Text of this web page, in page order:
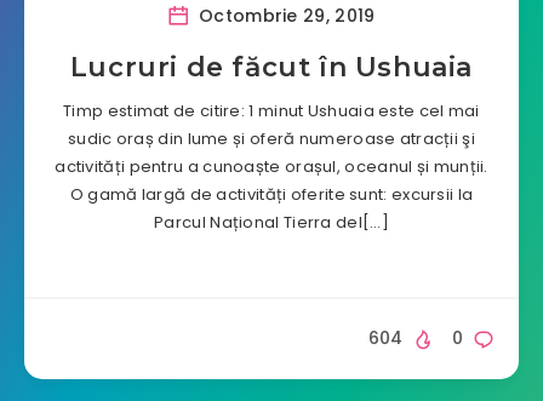
Octombrie 29, 2019
Lucruri de făcut în Ushuaia
Timp estimat de citire: 1 minut Ushuaia este cel mai
sudic oraș din lume și oferă numeroase atracții şi
activități pentru a cunoaște orașul, oceanul și munții.
O gamă largă de activități oferite sunt: excursii la
Parcul Național Tierra del[…]
0
604